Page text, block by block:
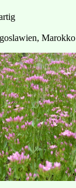
Marokko